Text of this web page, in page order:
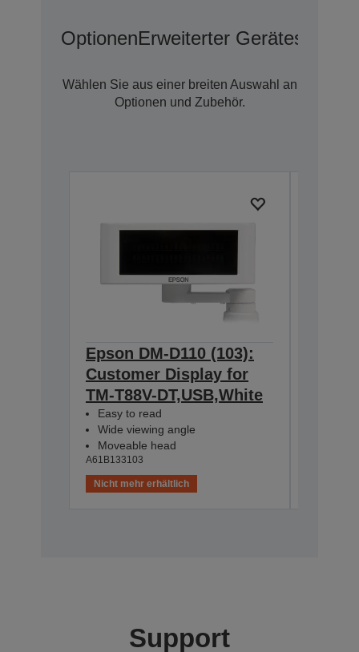
OptionenErweiterter Geräteschutz
Wählen Sie aus einer breiten Auswahl an
Optionen und Zubehör.
Epson DM-D110 (103):
Customer Display for
TM-T88V-DT,USB,White
Easy to read
Wide viewing angle
Moveable head
A61B133103
Nicht mehr erhältlich
Support